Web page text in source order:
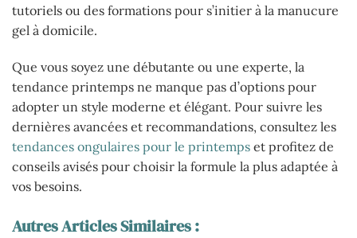
tutoriels ou des formations pour s’initier à la manucure
gel à domicile.
Que vous soyez une débutante ou une experte, la
tendance printemps ne manque pas d’options pour
adopter un style moderne et élégant. Pour suivre les
dernières avancées et recommandations, consultez les
tendances ongulaires pour le printemps et profitez de
conseils avisés pour choisir la formule la plus adaptée à
vos besoins.
Autres Articles Similaires :